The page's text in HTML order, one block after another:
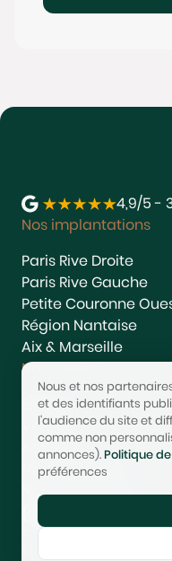
4,9/5 -
Nos implantations
Paris Rive Droite
Paris Rive Gauche
Petite Couronne
Région Nantaise
Aix & Marseille
Nos services
Estimer
Vendre
Acheter
Nous rejoindre
Nous contacter
© 2017-2025 STONEO
Tarifs
Nous et nos
et des identifiants
l'audience du site et
comme non
annonces).Politique
préférences